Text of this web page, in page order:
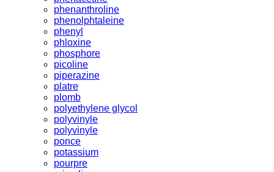
phenanthroline
phenolphtaleine
phenyl
phloxine
phosphore
picoline
piperazine
platre
plomb
polyethylene glycol
polyvinyle
polyvinyle
ponce
potassium
pourpre